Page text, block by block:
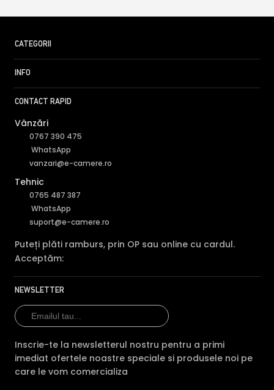
CATEGORII
INFO
CONTACT RAPID
Vânzări
0767 390 475
WhatsApp
vanzari@e-camere.ro
Tehnic
0765 487 387
WhatsApp
suport@e-camere.ro
Puteți plăti ramburs, prin OP sau online cu cardul.
Acceptăm:
NEWSLETTER
Inscrie-te la newsletterul nostru pentru a primi
imediat ofertele noastre speciale si produsele noi pe
care le vom comercializa